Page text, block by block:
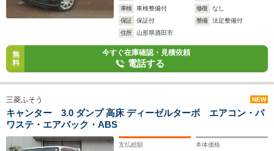
車検
車検整備付 修復
なし
保証
保証付 整備
法定整備付
住所
山形県酒田市
無
料
今すぐ在庫確認・見積依頼
電話する
三菱ふそう NEW
キャンター 3.0 ダンプ 高床 ディーゼルターボ エアコン・パ
ワステ・エアバック・ABS
支払総額 本体価格